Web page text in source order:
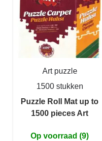
Art puzzle
1500 stukken
Puzzle Roll Mat up to
1500 pieces Art
Op voorraad (9)